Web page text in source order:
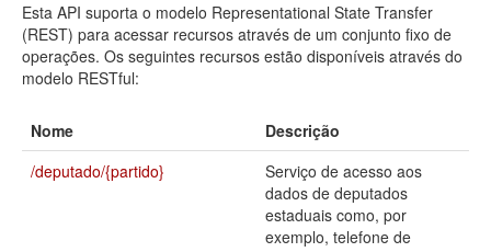
Dados Abertos Alesp
Lei de Acesso à Informação
Planejamento
Catálogo de dados
Esta API suporta o modelo Representational State Transfer
(REST) para acessar recursos através de um conjunto fixo de
operações. Os seguintes recursos estão disponíveis através do
modelo RESTful:
Nome
Descrição
/deputado/{partido}
Serviço de acesso aos
dados de deputados
estaduais como, por
exemplo, telefone de